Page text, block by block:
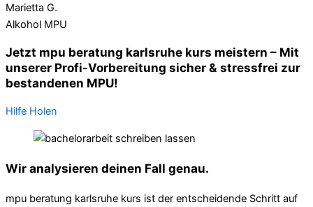
Marietta G.
Alkohol MPU
Jetzt mpu beratung karlsruhe kurs meistern – Mit
unserer Profi-Vorbereitung sicher & stressfrei zur
bestandenen MPU!
Hilfe Holen
Wir analysieren deinen Fall genau.
mpu beratung karlsruhe kurs ist der entscheidende Schritt auf